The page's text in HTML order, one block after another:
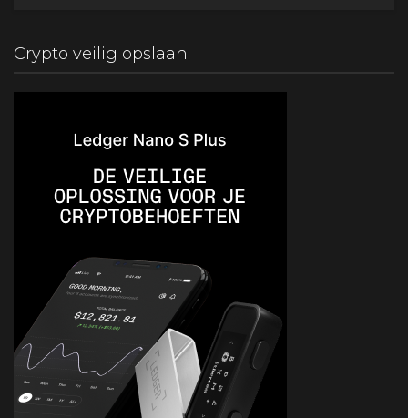
Crypto veilig opslaan: